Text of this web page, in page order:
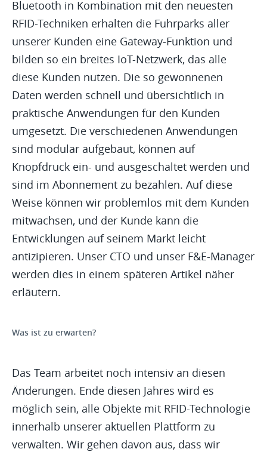
Bluetooth in Kombination mit den neuesten
RFID-Techniken erhalten die Fuhrparks aller
unserer Kunden eine Gateway-Funktion und
bilden so ein breites IoT-Netzwerk, das alle
diese Kunden nutzen. Die so gewonnenen
Daten werden schnell und übersichtlich in
praktische Anwendungen für den Kunden
umgesetzt. Die verschiedenen Anwendungen
sind modular aufgebaut, können auf
Knopfdruck ein- und ausgeschaltet werden und
sind im Abonnement zu bezahlen. Auf diese
Weise können wir problemlos mit dem Kunden
mitwachsen, und der Kunde kann die
Entwicklungen auf seinem Markt leicht
antizipieren. Unser CTO und unser F&E-Manager
werden dies in einem späteren Artikel näher
erläutern.
Was ist zu erwarten?
Das Team arbeitet noch intensiv an diesen
Änderungen. Ende diesen Jahres wird es
möglich sein, alle Objekte mit RFID-Technologie
innerhalb unserer aktuellen Plattform zu
verwalten. Wir gehen davon aus, dass wir